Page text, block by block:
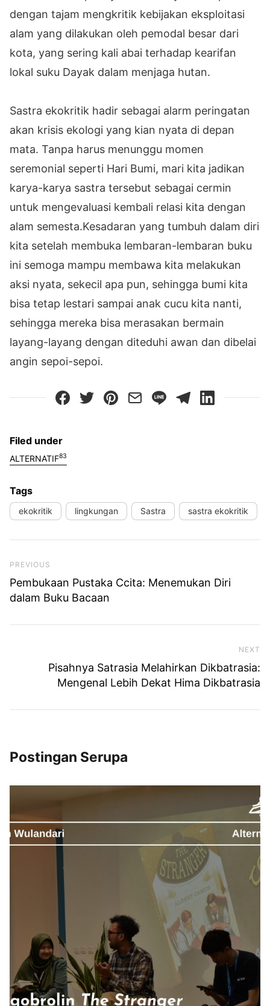
dengan tajam mengkritik kebijakan eksploitasi
alam yang dilakukan oleh pemodal besar dari
kota, yang sering kali abai terhadap kearifan
lokal suku Dayak dalam menjaga hutan.
Sastra ekokritik hadir sebagai alarm peringatan
akan krisis ekologi yang kian nyata di depan
mata. Tanpa harus menunggu momen
seremonial seperti Hari Bumi, mari kita jadikan
karya-karya sastra tersebut sebagai cermin
untuk mengevaluasi kembali relasi kita dengan
alam semesta.Kesadaran yang tumbuh dalam diri
kita setelah membuka lembaran-lembaran buku
ini semoga mampu membawa kita melakukan
aksi nyata, sekecil apa pun, sehingga bumi kita
bisa tetap lestari sampai anak cucu kita nanti,
sehingga mereka bisa merasakan bermain
layang-layang dengan diteduhi awan dan dibelai
angin sepoi-sepoi.
Filed under
ALTERNATIF83
Tags
ekokritik lingkungan Sastra sastra ekokritik
Previous Post
PREVIOUS
Pembukaan Pustaka Ccita: Menemukan Diri
dalam Buku Bacaan
NEXT
Pisahnya Satrasia Melahirkan Dikbatrasia:
Mengenal Lebih Dekat Hima Dikbatrasia
Postingan Serupa